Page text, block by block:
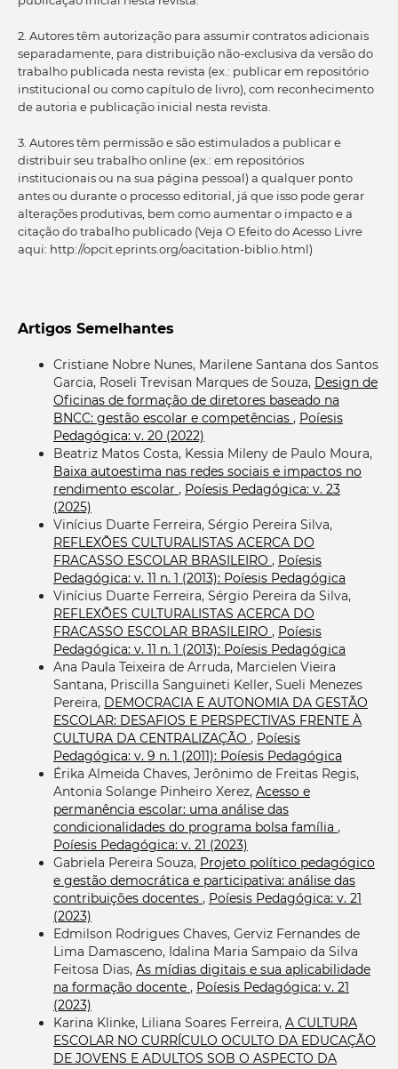
2. Autores têm autorização para assumir contratos adicionais
separadamente, para distribuição não-exclusiva da versão do
trabalho publicada nesta revista (ex.: publicar em repositório
institucional ou como capítulo de livro), com reconhecimento
de autoria e publicação inicial nesta revista.
3. Autores têm permissão e são estimulados a publicar e
distribuir seu trabalho online (ex.: em repositórios
institucionais ou na sua página pessoal) a qualquer ponto
antes ou durante o processo editorial, já que isso pode gerar
alterações produtivas, bem como aumentar o impacto e a
citação do trabalho publicado (Veja O Efeito do Acesso Livre
aqui: http://opcit.eprints.org/oacitation-biblio.html)
Artigos Semelhantes
Cristiane Nobre Nunes, Marilene Santana dos Santos
Garcia, Roseli Trevisan Marques de Souza, Design de
Oficinas de formação de diretores baseado na
BNCC: gestão escolar e competências , Poíesis
Pedagógica: v. 20 (2022)
Beatriz Matos Costa, Kessia Mileny de Paulo Moura,
Baixa autoestima nas redes sociais e impactos no
rendimento escolar , Poíesis Pedagógica: v. 23
(2025)
Vinícius Duarte Ferreira, Sérgio Pereira Silva,
REFLEXÕES CULTURALISTAS ACERCA DO
FRACASSO ESCOLAR BRASILEIRO , Poíesis
Pedagógica: v. 11 n. 1 (2013): Poíesis Pedagógica
Vinícius Duarte Ferreira, Sérgio Pereira da Silva,
REFLEXÕES CULTURALISTAS ACERCA DO
FRACASSO ESCOLAR BRASILEIRO , Poíesis
Pedagógica: v. 11 n. 1 (2013): Poíesis Pedagógica
Ana Paula Teixeira de Arruda, Marcielen Vieira
Santana, Priscilla Sanguineti Keller, Sueli Menezes
Pereira, DEMOCRACIA E AUTONOMIA DA GESTÃO
ESCOLAR: DESAFIOS E PERSPECTIVAS FRENTE À
CULTURA DA CENTRALIZAÇÃO , Poíesis
Pedagógica: v. 9 n. 1 (2011): Poíesis Pedagógica
Érika Almeida Chaves, Jerônimo de Freitas Regis,
Antonia Solange Pinheiro Xerez, Acesso e
permanência escolar: uma análise das
condicionalidades do programa bolsa família ,
Poíesis Pedagógica: v. 21 (2023)
Gabriela Pereira Souza, Projeto político pedagógico
e gestão democrática e participativa: análise das
contribuições docentes , Poíesis Pedagógica: v. 21
(2023)
Edmilson Rodrigues Chaves, Gerviz Fernandes de
Lima Damasceno, Idalina Maria Sampaio da Silva
Feitosa Dias, As mídias digitais e sua aplicabilidade
na formação docente , Poíesis Pedagógica: v. 21
(2023)
Karina Klinke, Liliana Soares Ferreira, A CULTURA
ESCOLAR NO CURRÍCULO OCULTO DA EDUCAÇÃO
DE JOVENS E ADULTOS SOB O ASPECTO DA